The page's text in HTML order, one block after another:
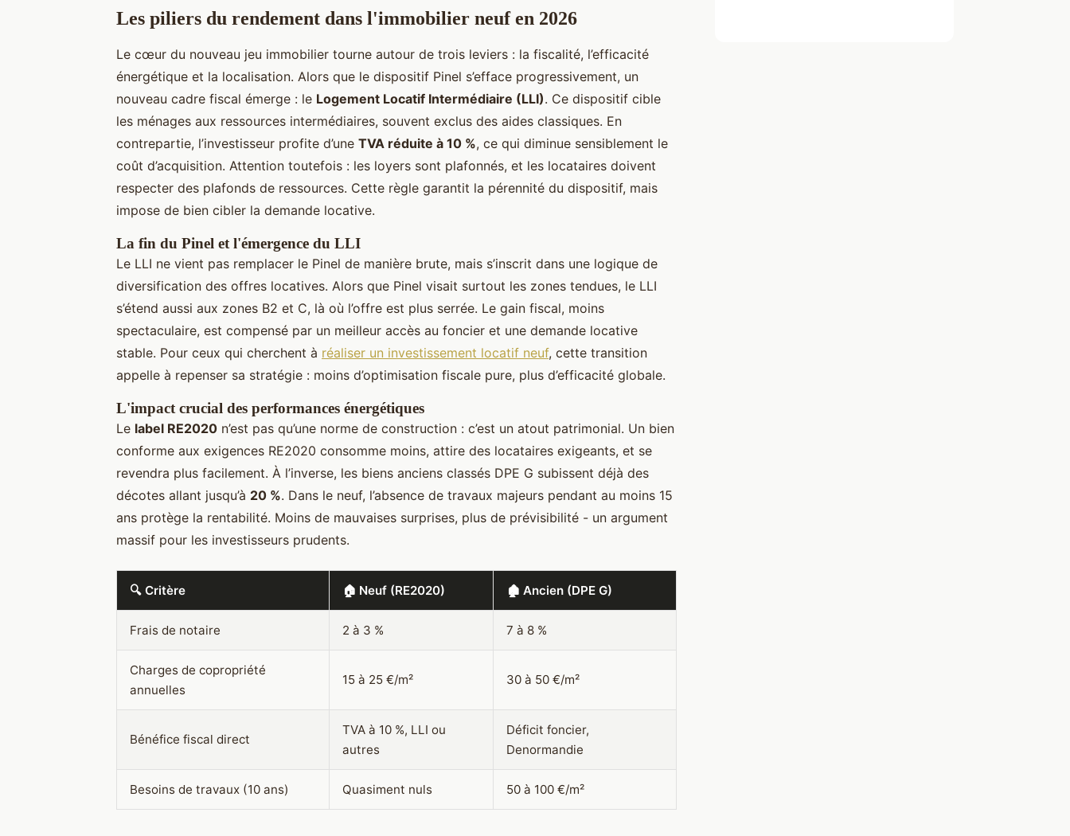
Les piliers du rendement dans l'immobilier neuf en 2026
Le cœur du nouveau jeu immobilier tourne autour de trois leviers : la fiscalité, l’efficacité
énergétique et la localisation. Alors que le dispositif Pinel s’efface progressivement, un
nouveau cadre fiscal émerge : le Logement Locatif Intermédiaire (LLI). Ce dispositif cible
les ménages aux ressources intermédiaires, souvent exclus des aides classiques. En
contrepartie, l’investisseur profite d’une TVA réduite à 10 %, ce qui diminue sensiblement le
coût d’acquisition. Attention toutefois : les loyers sont plafonnés, et les locataires doivent
respecter des plafonds de ressources. Cette règle garantit la pérennité du dispositif, mais
impose de bien cibler la demande locative.
La fin du Pinel et l'émergence du LLI
Le LLI ne vient pas remplacer le Pinel de manière brute, mais s’inscrit dans une logique de
diversification des offres locatives. Alors que Pinel visait surtout les zones tendues, le LLI
s’étend aussi aux zones B2 et C, là où l’offre est plus serrée. Le gain fiscal, moins
spectaculaire, est compensé par un meilleur accès au foncier et une demande locative
stable. Pour ceux qui cherchent à réaliser un investissement locatif neuf, cette transition
appelle à repenser sa stratégie : moins d’optimisation fiscale pure, plus d’efficacité globale.
L'impact crucial des performances énergétiques
Le label RE2020 n’est pas qu’une norme de construction : c’est un atout patrimonial. Un bien
conforme aux exigences RE2020 consomme moins, attire des locataires exigeants, et se
revendra plus facilement. À l’inverse, les biens anciens classés DPE G subissent déjà des
décotes allant jusqu’à 20 %. Dans le neuf, l’absence de travaux majeurs pendant au moins 15
ans protège la rentabilité. Moins de mauvaises surprises, plus de prévisibilité - un argument
massif pour les investisseurs prudents.
🔍 Critère 🏠 Neuf (RE2020) 🏚 Ancien (DPE G)
Frais de notaire 2 à 3 % 7 à 8 %
Charges de copropriété
annuelles
15 à 25 €/m² 30 à 50 €/m²
Bénéfice fiscal direct
TVA à 10 %, LLI ou
autres
Déficit foncier,
Denormandie
Besoins de travaux (10 ans) Quasiment nuls 50 à 100 €/m²